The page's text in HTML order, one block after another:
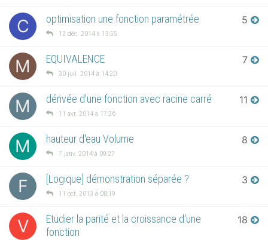
C optimisation une fonction paramétrée
12 déc. 2014 à 13:55
5
M EQUIVALENCE
30 juil. 2014 à 14:20
7
M dérivée d'une fonction avec racine carré
11 avr. 2014 à 17:26
11
M hauteur d'eau Volume
7 janv. 2014 à 09:27
8
F [Logique] démonstration séparée ?
11 oct. 2013 à 08:19
3
V
Etudier la parité et la croissance d'une
fonction
18